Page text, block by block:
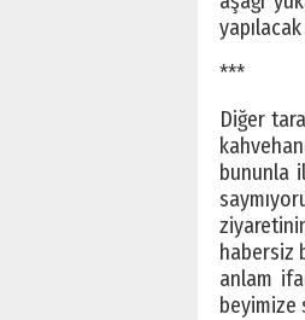
***
Diğer
bununla
habersiz
anlam
beyimize